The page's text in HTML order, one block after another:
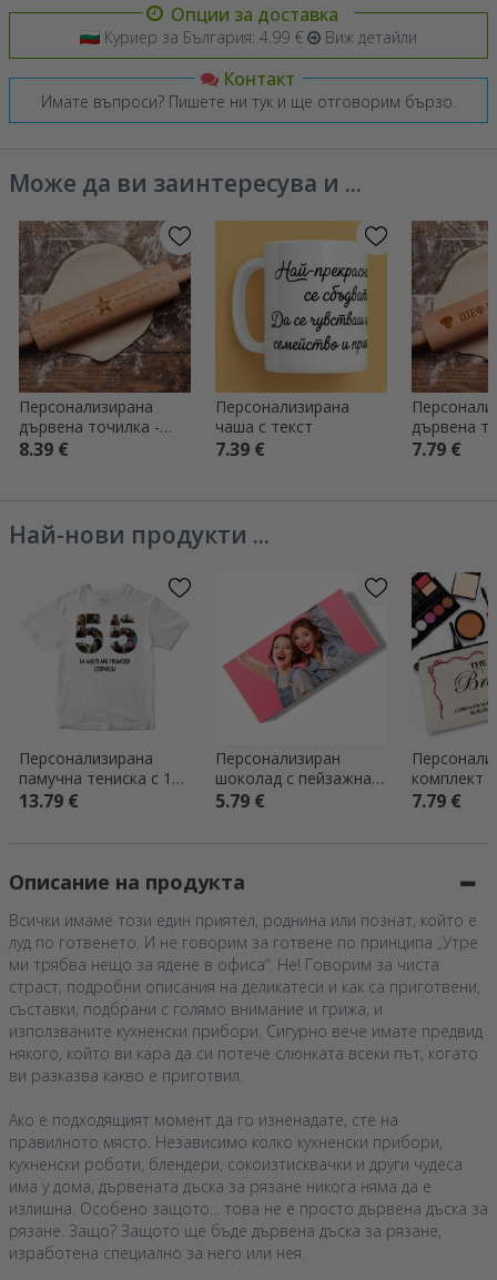
Опции за доставка
Куриер за България: 4.99 € Виж детайли
Контакт
Имате въпроси? Пишете ни тук и ще отговорим бързо.
Може да ви заинтересува и ...
Персонализирана
дървена точилка -
Звезда на
8.39 €
Персонализирана
чаша с текст
7.39 €
дървена
Шеф
7.79 €
Най-нови продукти ...
Персонализирана
памучна тениска с 12
снимки и надпис – 55
13.79 €
Персонализиран
шоколад с пейзажна
снимка и текст
5.79 €
комплект
надпис –
7.79 €
Описание на продукта
Всички имаме този един приятел, роднина или познат, който е
луд по готвенето. И не говорим за готвене по принципа „Утре
ми трябва нещо за ядене в офиса“. Не! Говорим за чиста
страст, подробни описания на деликатеси и как са приготвени,
съставки, подбрани с голямо внимание и грижа, и
използваните кухненски прибори. Сигурно вече имате предвид
някого, който ви кара да си потече слюнката всеки път, когато
ви разказва какво е приготвил.
Ако е подходящият момент да го изненадате, сте на
правилното място. Независимо колко кухненски прибори,
кухненски роботи, блендери, сокоизтисквачки и други чудеса
има у дома, дървената дъска за рязане никога няма да е
излишна. Особено защото... това не е просто дървена дъска за
рязане. Защо? Защото ще бъде дървена дъска за рязане,
изработена специално за него или нея.